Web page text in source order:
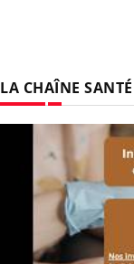
LA CHAÎNE SANTÉ